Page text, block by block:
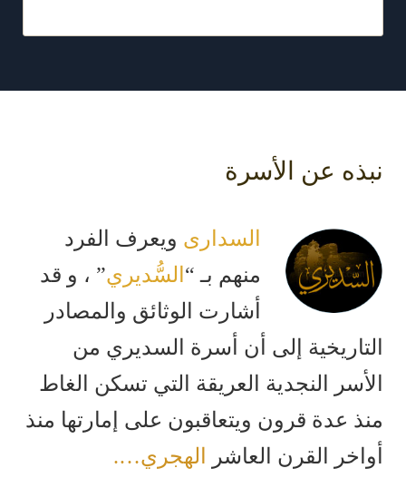
نبذه عن الأسرة
السدارى ويعرف الفرد
منهم بـ “ السُّديري” ، و قد
أشارت الوثائق والمصادر
التاريخية إلى أن أسرة السديري من
الأسر النجدية العريقة التي تسكن الغاط
منذ عدة قرون ويتعاقبون على إمارتها منذ
أواخر القرن العاشر
الهجري….